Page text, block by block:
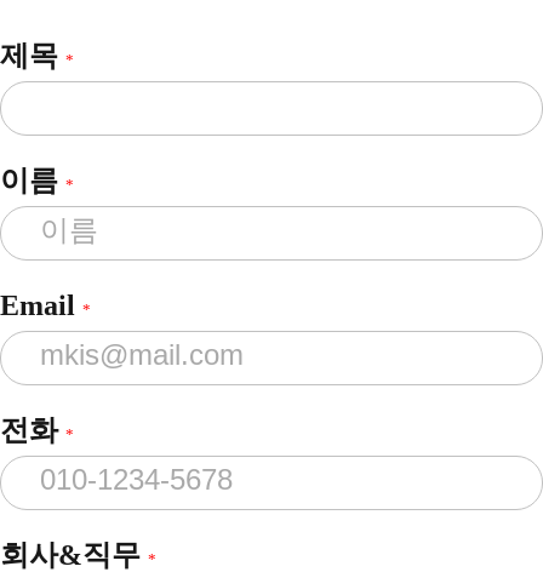
제목 *
이름 *
Email *
전화 *
회사&직무 *